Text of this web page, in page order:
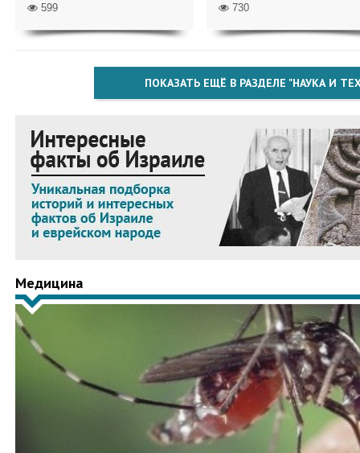
599 730
ПОКАЗАТЬ ЕЩЁ В РАЗДЕЛЕ "НАУКА И
Медицина